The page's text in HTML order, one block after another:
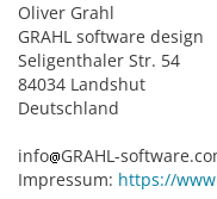
Oliver Grahl
GRAHL software design
Seligenthaler Str. 54
84034 Landshut
Deutschland
info GRAHL-
Impressum: https://